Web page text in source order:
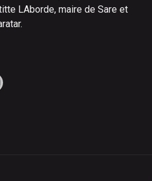
LAborde, maire de Sare et